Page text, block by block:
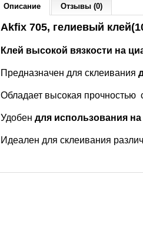
Описание Отзывы (0)
Akfix 705, гелиевый
Клей высокой вязкости на
Предназначен для склеивания
Обладает высокая прочностью
Удобен для использования на
Идеален для склеивания